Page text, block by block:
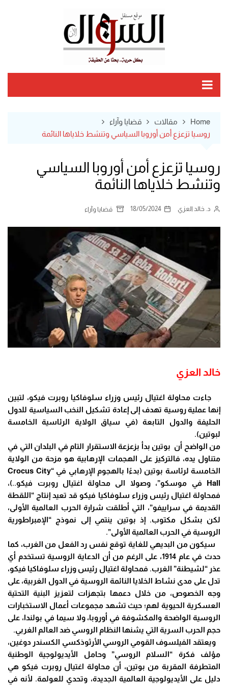
Home مقالات
قضايا وآراء
روسيا تزعزع أمن أوروبا السياسي وتنشط خلاياها النائمة
روسيا تزعزع أمن أوروبا السياسي
وتنشط خلاياها النائمة
د. خالد العزي 18/05/2024 قضايا وآراء
خالد العزي
جاءت محاولة اغتيال رئيس وزراء سلوفاكيا روبرت فيكو، لتبين
إنها عملية روسية تهدف إلى إعادة تشكيل النخب السياسية للدول
الحليفة والدول التابعة (في سياق الولاية الرئاسية الخامسة
لبوتين).
من الواضح أن بوتين بدأ بزعزعة الاستقرار التام في البلدان التي في
متناول يده، فالتركيز على الهجمات الإرهابية هو مزحة من الولاية
الخامسة لرئاسة بوتين (بدءًا بالهجوم الإرهابي في “Crocus City
Hall في موسكو”، وصولا الى محاولة اغتيال روبرت فيكو..)،
فمحاولة اغتيال رئيس وزراء سلوفاكيا فيكو قد تعيد إنتاج “اللقطة
القديمة في سراييفو”، التي أطلقت شرارة الحرب العالمية الأولى،
لكن بشكل مكتوب. إذ بوتين ينتمي إلى نموذج “الإمبراطورية
الروسية في الحرب العالمية الأولى”.
سيكون من البديهي للغاية توقع نفس رد الفعل من الغرب، كما
حدث في عام 1914، على الرغم من أن الدعاية الروسية تستخدم أي
عذر “لشيطنة” الغرب. فمحاولة اغتيال رئيس وزراء سلوفاكيا فيكو،
تدل على مدى نشاط الخلايا النائمة الروسية في الدول الغربية، على
وجه الخصوص، من خلال دعمها بتجهزات لتعزيز البنية التحتية
العسكرية الحيوية لهم؛ حيث تشهد مجموعات أعمال الاستخبارات
الروسية الواضحة والمكشوفة في أوروبا، ولا سيما في بولندا، على
حجم الحرب السرية التي يشنها النظام الروسي ضد العالم الغربي.
ويعتقد الفيلسوف القومي الروسي الأرثوذكسي الكسندر دوغين،
مؤلف فكرة “السلام الروسي” وحامل الأيديولوجية الوطنية
المتطرفة المقربة من بوتين، أن محاولة اغتيال روبرت فيكو هي
دليل على الأيديولوجية العالمية الجديدة، وتحدي للعولمة. لأنه في